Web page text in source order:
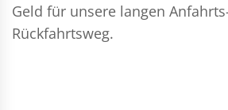
Geld für unsere langen
Rückfahrtsweg.